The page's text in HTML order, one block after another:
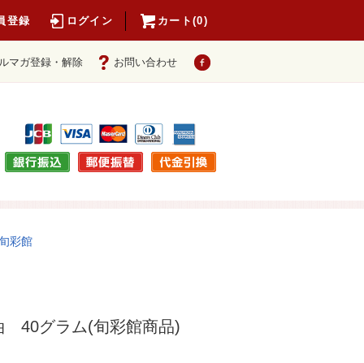
登録 ログイン カート(0)
マガ登録・解除 お問い合わせ
彩館
40グラム(旬彩館商品)